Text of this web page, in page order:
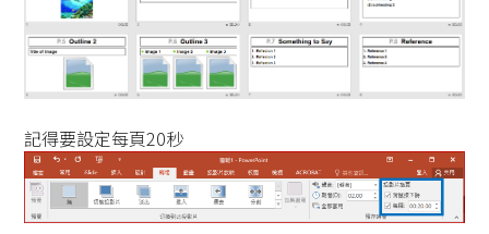
記得要設定每頁20秒